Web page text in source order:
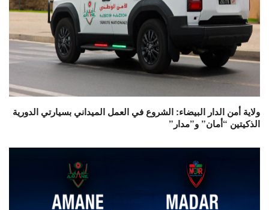
ولاية أمن الدار البيضاء: الشروع في العمل الميداني بسيارتي الدورية
الذكيتين “أمان” و”مدار”